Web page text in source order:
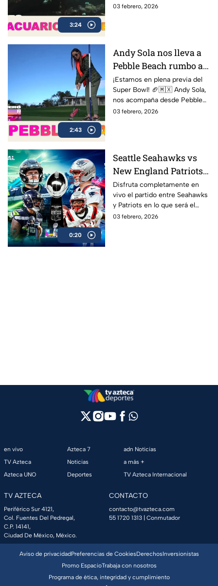
3:24
Monterey, compartiendo sus
England Patriots.
03 febrero, 2026
2:43
Andy Sola nos lleva a
Pebble Beach rumbo al
Super Bow | Sola al
Super Bowl
¡Estamos en plena previa del
Super Bowl! 🏈🇲🇽 Andy Sola,
nos acompaña desde Pebble
Beach, compartiendo cómo se
03 febrero, 2026
0:20
Seattle Seahawks vs
New England Patriots
ver EN VIVO y GRATIS
Super Bowl LX 2026,
gran final de la NFL
Disfruta completamente en
vivo el partido entre Seahawks
y Patriots en lo que será el
esperado Super Bowl 2026 en
03 febrero, 2026
en vivo
TV Azteca
Azteca UNO
Azteca 7
Noticias
Deportes
adn Noticias
a más +
TV Azteca Internacional
TV AZTECA
Periférico Sur 4121,
Col. Fuentes Del Pedregal,
C.P. 14141,
Ciudad De México, México.
CONTACTO
contacto@tvazteca.com
55 1720 1313 | Conmutador
Aviso de privacidadPreferencias de CookiesDerechosInversionistas
Promo EspacioTrabaja con nosotros
Programa de ética, integridad y cumplimiento